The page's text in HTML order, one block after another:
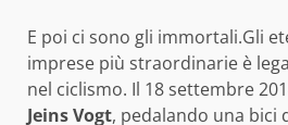
E poi ci sono gli immortali.Gli
imprese più straordinarie è
nel ciclismo. Il 18 settembre
Jeins Vogt, pedalando una bici